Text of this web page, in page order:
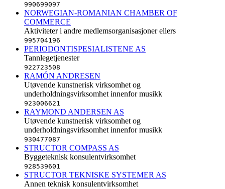
990699097
NORWEGIAN-ROMANIAN CHAMBER OF
COMMERCE
Aktiviteter i andre medlemsorganisasjoner ellers
995704196
PERIODONTISPESIALISTENE AS
Tannlegetjenester
922723508
RAMÓN ANDRESEN
Utøvende kunstnerisk virksomhet og
underholdningsvirksomhet innenfor musikk
923006621
RAYMOND ANDERSEN AS
Utøvende kunstnerisk virksomhet og
underholdningsvirksomhet innenfor musikk
930477087
STRUCTOR COMPASS AS
Byggeteknisk konsulentvirksomhet
928539601
STRUCTOR TEKNISKE SYSTEMER AS
Annen teknisk konsulentvirksomhet